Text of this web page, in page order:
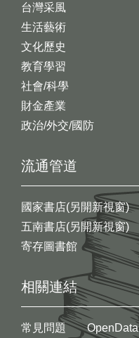
台灣采風
生活藝術
文化歷史
教育學習
社會/科學
財金產業
政治/外交/國防
流通管道
國家書店(另開新視窗)
五南書店(另開新視窗)
寄存圖書館
相關連結
常見問題
OpenData